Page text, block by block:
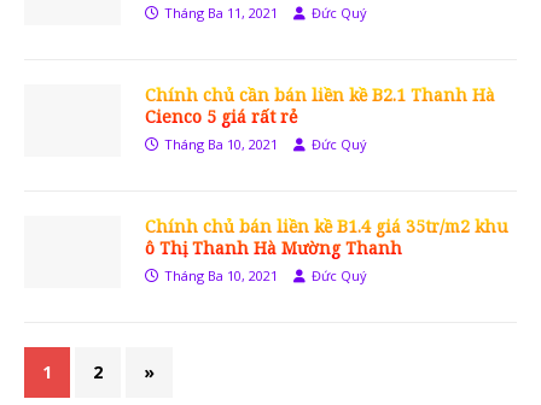
Tháng Ba 11, 2021 Đức Quý
Chính chủ cần bán liền kề B2.1 Thanh Hà
Cienco 5 giá rất rẻ
Tháng Ba 10, 2021 Đức Quý
Chính chủ bán liền kề B1.4 giá 35tr/m2 khu
ô Thị Thanh Hà Mường Thanh
Tháng Ba 10, 2021 Đức Quý
1 2 »